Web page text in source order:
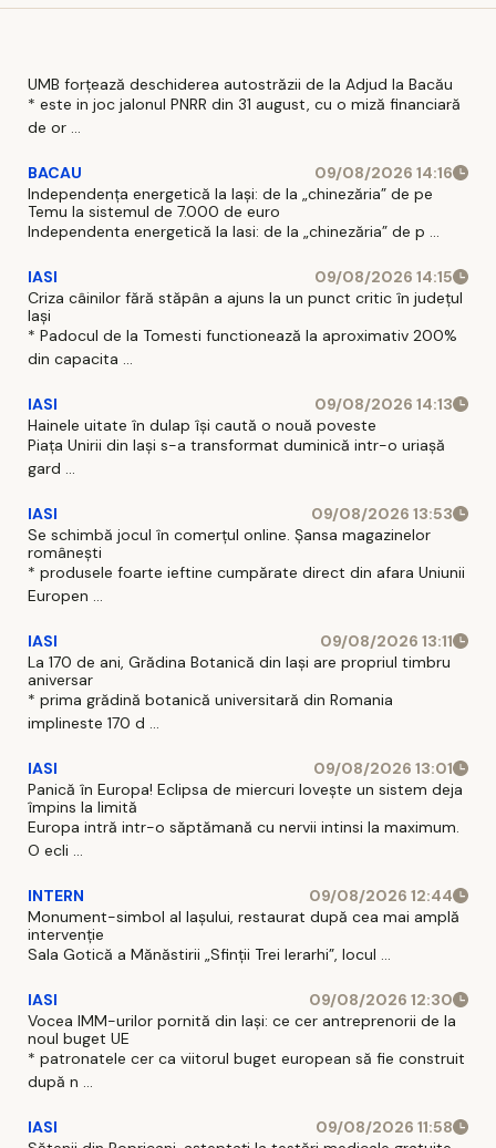
UMB forțează deschiderea autostrăzii de la Adjud la Bacău
* este in joc jalonul PNRR din 31 august, cu o miză financiară
de or ...
BACAU
09/08/2026 14:16
Independența energetică la Iași: de la „chinezăria” de pe
Temu la sistemul de 7.000 de euro
Independenta energetică la Iasi: de la „chinezăria” de p ...
IASI
09/08/2026 14:15
Criza câinilor fără stăpân a ajuns la un punct critic în județul
Iași
* Padocul de la Tomesti functionează la aproximativ 200%
din capacita ...
IASI
09/08/2026 14:13
Hainele uitate în dulap îşi caută o nouă poveste
Piaţa Unirii din Iaşi s-a transformat duminică intr-o uriaşă
gard ...
IASI
09/08/2026 13:53
Se schimbă jocul în comerțul online. Șansa magazinelor
românești
* produsele foarte ieftine cumpărate direct din afara Uniunii
Europen ...
IASI
09/08/2026 13:11
La 170 de ani, Grădina Botanică din Iași are propriul timbru
aniversar
* prima grădină botanică universitară din Romania
implineste 170 d ...
IASI
09/08/2026 13:01
Panică în Europa! Eclipsa de miercuri lovește un sistem deja
împins la limită
Europa intră intr-o săptămană cu nervii intinsi la maximum.
O ecli ...
INTERN
09/08/2026 12:44
Monument-simbol al Iaşului, restaurat după cea mai amplă
intervenţie
Sala Gotică a Mănăstirii „Sfinţii Trei Ierarhi”, locul ...
IASI
09/08/2026 12:30
Vocea IMM-urilor pornită din Iași: ce cer antreprenorii de la
noul buget UE
* patronatele cer ca viitorul buget european să fie construit
după n ...
IASI
09/08/2026 11:58